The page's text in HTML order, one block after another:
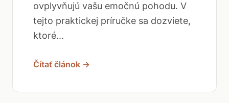
ovplyvňujú vašu emočnú pohodu. V
tejto praktickej príručke sa dozviete,
ktoré...
Čítať článok →